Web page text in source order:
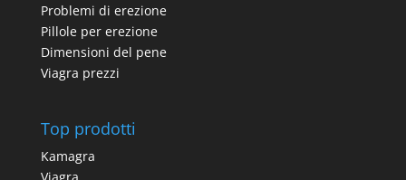
Problemi di erezione
Pillole per erezione
Dimensioni del pene
Viagra prezzi
Top prodotti
Kamagra